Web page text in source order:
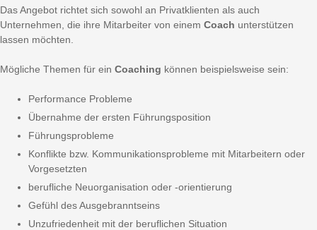
Das Angebot richtet sich sowohl an Privatklienten als auch
Unternehmen, die ihre Mitarbeiter von einem Coach unterstützen
lassen möchten.
Mögliche Themen für ein Coaching können beispielsweise sein:
Performance Probleme
Übernahme der ersten Führungsposition
Führungsprobleme
Konflikte bzw. Kommunikationsprobleme mit Mitarbeitern oder
Vorgesetzten
berufliche Neuorganisation oder -orientierung
Gefühl des Ausgebranntseins
Unzufriedenheit mit der beruflichen Situation